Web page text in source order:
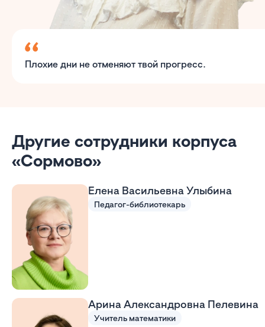
Плохие дни не отменяют твой прогресс.
Другие сотрудники корпуса
«Сормово»
Елена Васильевна Улыбина
Педагог-библиотекарь
Арина Александровна Пелевина
Учитель математики